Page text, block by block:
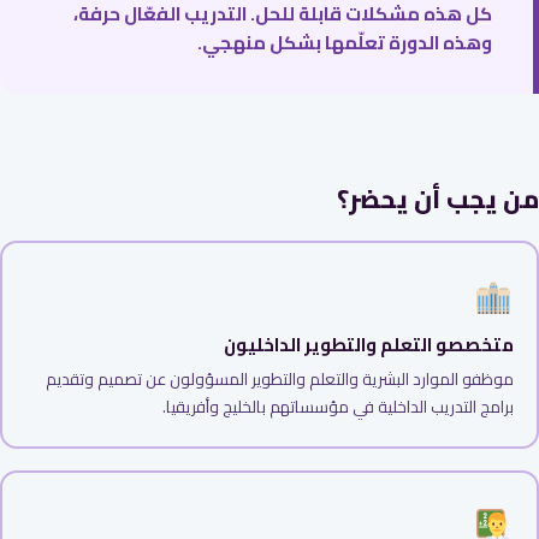
كل هذه مشكلات قابلة للحل. التدريب الفعّال حرفة،
وهذه الدورة تعلّمها بشكل منهجي.
من يجب أن يحضر؟
متخصصو التعلم والتطوير الداخليون
موظفو الموارد البشرية والتعلم والتطوير المسؤولون عن تصميم وتقديم
برامج التدريب الداخلية في مؤسساتهم بالخليج وأفريقيا.